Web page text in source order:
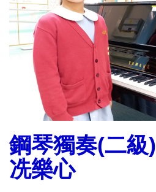
鋼琴獨奏(二級)
冼樂心